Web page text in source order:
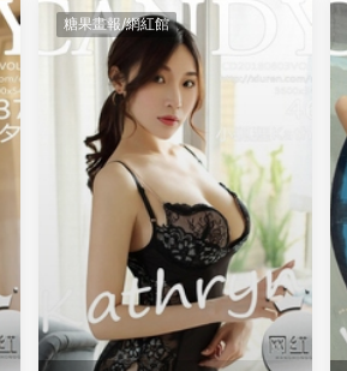
糖果畫報/網紅館